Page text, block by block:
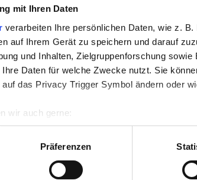
mit Ihren Daten
verarbeiten Ihre persönlichen Daten, wie z.
auf Ihrem Gerät zu speichern und darauf
und Inhalten, Zielgruppenforschung
Daten für welche Zwecke nutzt. Sie
das Privacy Trigger Symbol ändern oder
wir auch gerne:
geografische Lage erfassen, welche bis auf
Scannen nach bestimmten Merkmalen
Ihre persönlichen Daten verarbeitet
Präferenzen